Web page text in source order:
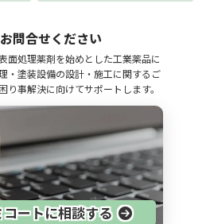
問合せください
面処理薬剤を始めとした工業薬品に
・塗装設備の設計・施工に関するご
り事解決に向けてサポートします。
コートに相談する